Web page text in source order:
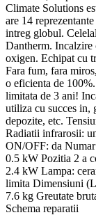
Climate Solutions
are 14
intreg globul.
Dantherm. Incalzire
oxigen. Echipat cu
Fara fum, fara
o eficienta de
limitata de 3 ani!
utiliza cu succes in,
depozite, etc.
Radiatii infrarosii:
ON/OFF: da
0.5 kW Pozitia 2 a
2.4 kW Lampa:
limita Dimensiuni
7.6 kg Greutate
Schema reparatii